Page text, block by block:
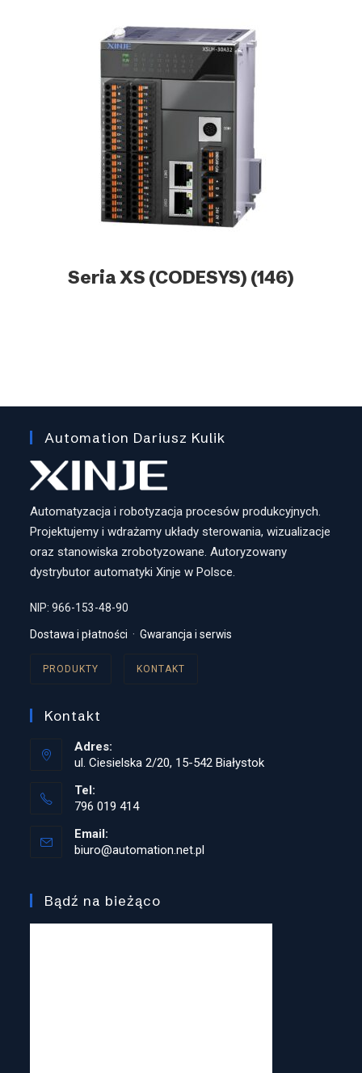
Seria XS (CODESYS) (146)
Automation Dariusz Kulik
Automatyzacja i robotyzacja procesów produkcyjnych.
Projektujemy i wdrażamy układy sterowania, wizualizacje
oraz stanowiska zrobotyzowane. Autoryzowany
dystrybutor automatyki Xinje w Polsce.
NIP: 966-153-48-90
Dostawa i płatności ·Gwarancja i serwis
PRODUKTY KONTAKT
Kontakt
Adres:
ul. Ciesielska 2/20, 15-542 Białystok
Tel:
796 019 414
in
Email:
biuro@automation.net.pl
Bądź na bieżąco